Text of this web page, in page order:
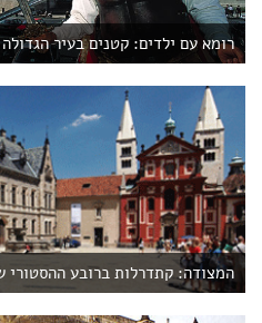
רומא עם ילדים: קטנים בעיר הגדולה
המצודה: קתדרלות ברובע ההסטורי